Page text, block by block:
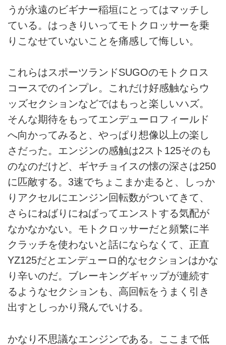
うが永遠のビギナー稲垣にとってはマッチし
ている。はっきりいってモトクロッサーを乗
りこなせていないことを痛感して悔しい。
これらはスポーツランドSUGOのモトクロス
コースでのインプレ。これだけ好感触ならウ
ッズセクションなどではもっと楽しいハズ。
そんな期待をもってエンデューロフィールド
へ向かってみると、やっぱり想像以上の楽し
さだった。エンジンの感触は2スト125そのも
のなのだけど、ギヤチョイスの懐の深さは250
に匹敵する。3速でちょこまか走ると、しっか
りアクセルにエンジン回転数がついてきて、
さらにねばりにねばってエンストする気配が
なかなかない。モトクロッサーだと頻繁に半
クラッチを使わないと話にならなくて、正直
YZ125だとエンデューロ的なセクションはかな
り辛いのだ。ブレーキングギャップが連続す
るようなセクションも、高回転をうまく引き
出すとしっかり飛んでいける。
かなり不思議なエンジンである。ここまで低